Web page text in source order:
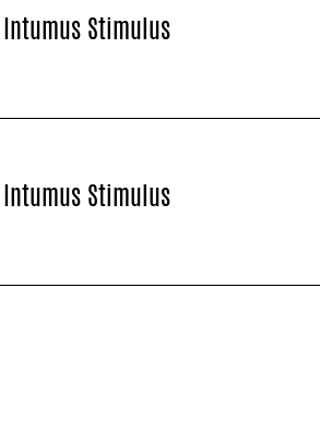
Intumus Stimulus
Intumus Stimulus